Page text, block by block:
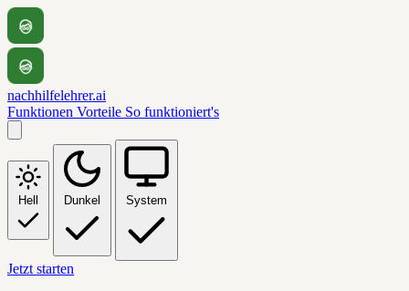
nachhilfelehrer.ai
Funktionen Vorteile So funktioniert's
Hell Dunkel System
Jetzt starten